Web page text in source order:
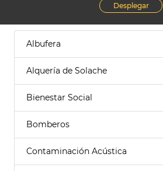
Desplegar
Albufera
Alquería de Solache
Bienestar Social
Bomberos
Contaminación Acústica